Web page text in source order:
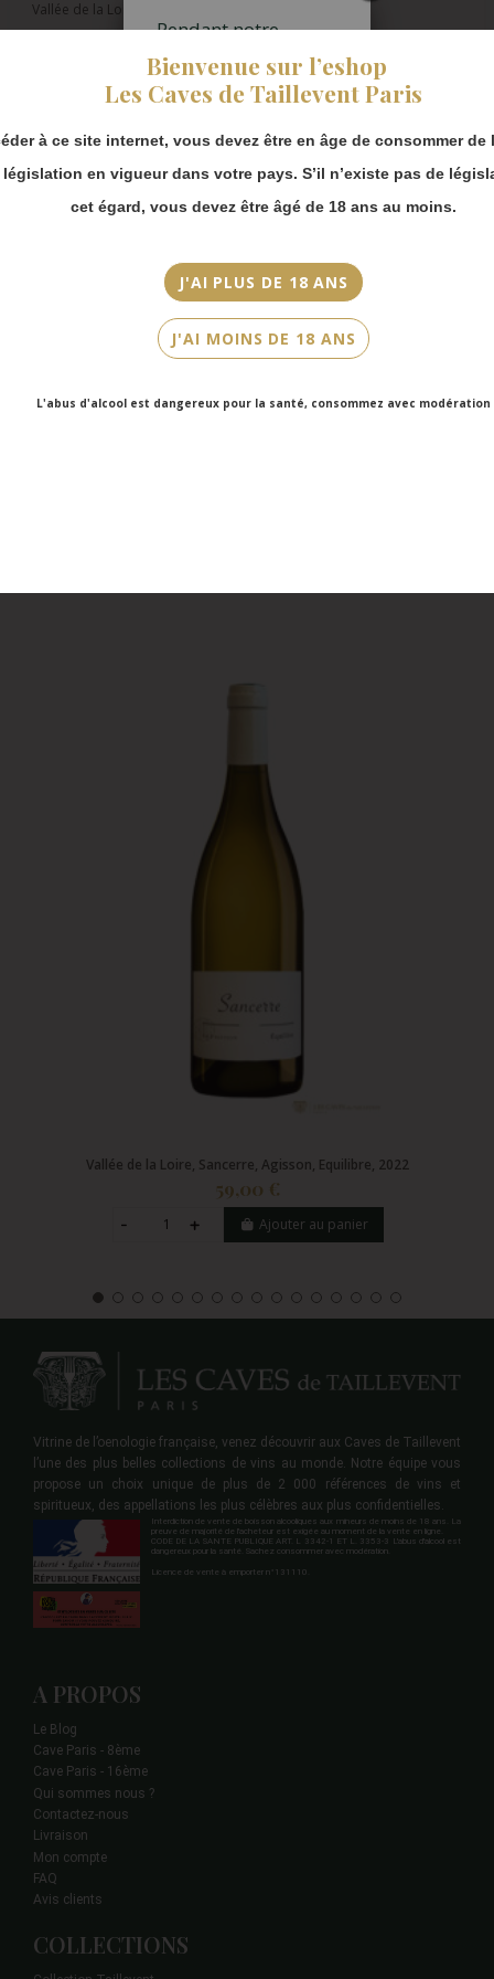
Bienvenue sur l’eshop
Les Caves de Taillevent Paris
à ce site internet, vous devez être en âge de consommer de
législation en vigueur dans votre pays. S’il n’existe pas de
cet égard, vous devez être âgé de 18 ans au moins.
J'AI PLUS DE 18 ANS
J'AI MOINS DE 18 ANS
L'abus d'alcool est dangereux pour la santé, consommez avec modération
Vallée de la Loire
Montlouis-sur-Loire
Vallée de la Loire, Sancerre, Agisson, Equilibre, 2022
59,00 €
Ajouter au panier
Vitrine de l’oenologie française, venez découvrir aux Caves de Taillevent
l’une des plus belles collections de vins au monde. Notre équipe vous
propose un choix unique de plus de 2 000 références de vins et
spiritueux, des appellations les plus célèbres aux plus confidentielles.
Interdiction de vente de boisson alcooliques aux mineurs de moins de 18 ans. La
preuve de majorité de l'acheteur est exigée au moment de la vente en ligne.
CODE DE LA SANTE PUBLIQUE ART. L 3342-1 ET L. 3353-3 L'abus d'alcool est
dangereux pour la santé. Sachez consommer avec modération.
Licence de vente à emporter n°131110.
A PROPOS
Le Blog
Cave Paris - 8ème
Cave Paris - 16ème
Qui sommes nous ?
Contactez-nous
Livraison
Mon compte
FAQ
Avis clients
COLLECTIONS
Pendant notre
fermeture estivale,
vous pouvez
continuer à passer
Merci de bien
prendre en compte :
Les envois
partir du 31 août.
Les commandes
en click-and-
collect (cave
Faubourg Saint-
Victor Hugo)